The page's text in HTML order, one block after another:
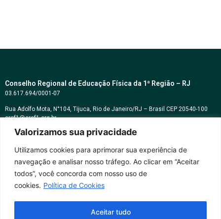
Valorizamos sua privacidade
Utilizamos cookies para aprimorar sua experiência de
navegação e analisar nosso tráfego. Ao clicar em “Aceitar
todos”, você concorda com nosso uso de
cookies. Política de Cookies
Aceitar tudo
Conselho Regional de Educação Física da 1ª Região – RJ
03.617.694/0001-07
Rua Adolfo Mota, N°104, Tijuca, Rio de Janeiro/RJ – Brasil CEP 20540-100
cref1@cref1.org.br
Assessoria de comunicação:
Horários de atendimento:
Whatsapp: (21) 2569-2398